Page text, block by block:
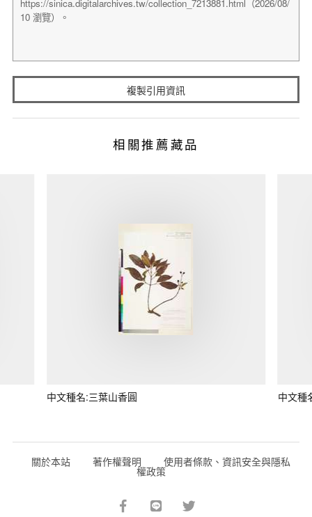
複製引用資訊
相關推薦藏品
中文種名:三葉山香圓 中文種
關於本站 著作權聲明 使用者條款、資訊安全與隱私
權政策